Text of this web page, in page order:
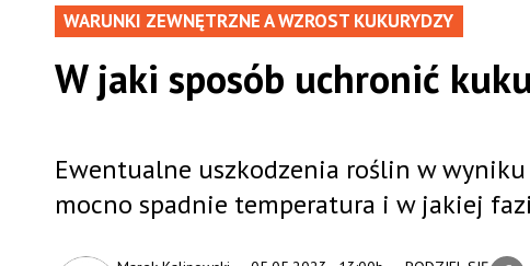
WARUNKI ZEWNĘTRZNE A WZROST KUKURYDZY
W jaki sposób uchronić
Ewentualne uszkodzenia roślin w
mocno spadnie temperatura i w jakiej